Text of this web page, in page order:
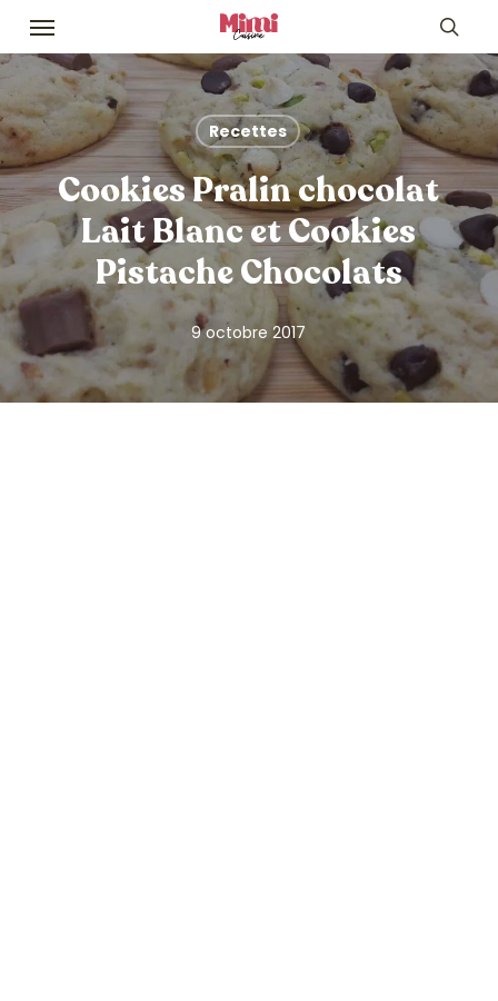
Skip
main
content
Menu
Recettes
Cookies Pralin chocolat
Lait Blanc et Cookies
Pistache Chocolats
9 octobre 2017